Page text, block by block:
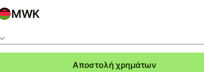
MWK
Αποστολή χρημάτων